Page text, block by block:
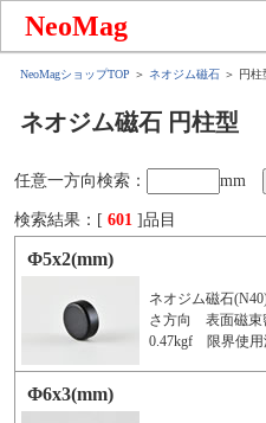
NeoMag
NeoMagショップTOP ＞ ネオジム磁石 ＞ 円柱
ネオジム磁石 円柱型
任意一方向検索： mm
検索結果：[ 601 ]品目
Φ5x2(mm)
ネオジム磁石
さ方向 表面磁束
0.47kgf 限界使
Φ6x3(mm)